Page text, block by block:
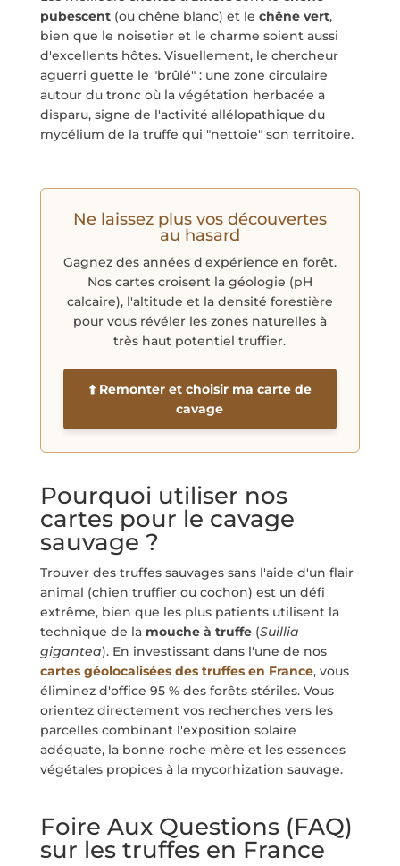
pubescent(ou chêne blanc) et le chêne vert,
bien que le noisetier et le charme soient aussi
d'excellents hôtes. Visuellement, le chercheur
aguerri guette le "brûlé" : une zone circulaire
autour du tronc où la végétation herbacée a
disparu, signe de l'activité allélopathique du
mycélium de la truffe qui "nettoie" son territoire.
Ne laissez plus vos découvertes
au hasard
Gagnez des années d'expérience en forêt.
Nos cartes croisent la géologie (pH
calcaire), l'altitude et la densité forestière
pour vous révéler les zones naturelles à
très haut potentiel truffier.
⬆️ Remonter et choisir ma carte de
cavage
Pourquoi utiliser nos
cartes pour le cavage
sauvage ?
Trouver des truffes sauvages sans l'aide d'un flair
animal (chien truffier ou cochon) est un défi
extrême, bien que les plus patients utilisent la
technique de la mouche à truffe(Suillia
gigantea). En investissant dans l'une de nos
cartes géolocalisées des truffes en France, vous
éliminez d'office 95 % des forêts stériles. Vous
orientez directement vos recherches vers les
parcelles combinant l'exposition solaire
adéquate, la bonne roche mère et les essences
végétales propices à la mycorhization sauvage.
Foire Aux Questions (FAQ)
sur les truffes en France